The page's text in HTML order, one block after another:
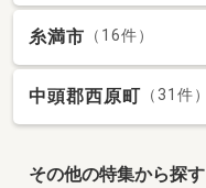
糸満市 （16件）
中頭郡西原町 （31件）
その他の特集から探す